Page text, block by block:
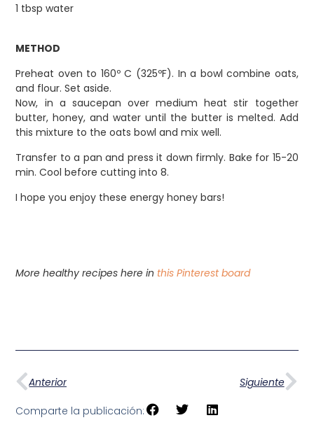
1 tbsp water ⁣
METHOD
Preheat oven to 160º C (325ºF). In a bowl combine oats,
and flour. ⁣Set aside.
Now, in a saucepan over medium heat stir together
butter, honey, and water until the butter is melted. Add
this mixture to the oats bowl and mix well. ⁣
Transfer to a pan and press it down firmly. Bake for 15-20
min. Cool before cutting into 8.
I hope you enjoy these energy honey bars! ⁣
More healthy recipes here in this Pinterest board
Anterior Siguiente
Comparte la publicación: